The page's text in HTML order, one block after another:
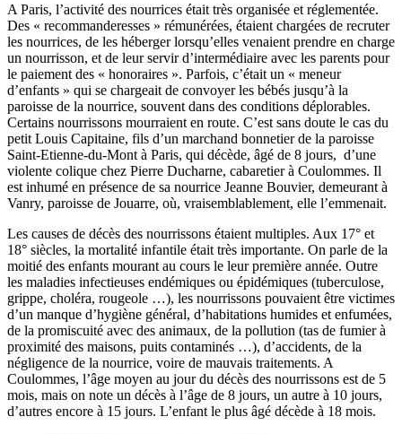
A Paris, l’activité des nourrices était très organisée et réglementée.
Des « recommanderesses » rémunérées, étaient chargées de recruter
les nourrices, de les héberger lorsqu’elles venaient prendre en charge
un nourrisson, et de leur servir d’intermédiaire avec les parents pour
le paiement des « honoraires ». Parfois, c’était un « meneur
d’enfants » qui se chargeait de convoyer les bébés jusqu’à la
paroisse de la nourrice, souvent dans des conditions déplorables.
Certains nourrissons mourraient en route. C’est sans doute le cas du
petit Louis Capitaine, fils d’un marchand bonnetier de la paroisse
Saint-Etienne-du-Mont à Paris, qui décède, âgé de 8 jours, d’une
violente colique chez Pierre Ducharne, cabaretier à Coulommes. Il
est inhumé en présence de sa nourrice Jeanne Bouvier, demeurant à
Vanry, paroisse de Jouarre, où, vraisemblablement, elle l’emmenait.
Les causes de décès des nourrissons étaient multiples. Aux 17° et
18° siècles, la mortalité infantile était très importante. On parle de la
moitié des enfants mourant au cours le leur première année. Outre
les maladies infectieuses endémiques ou épidémiques (tuberculose,
grippe, choléra, rougeole …), les nourrissons pouvaient être victimes
d’un manque d’hygiène général, d’habitations humides et enfumées,
de la promiscuité avec des animaux, de la pollution (tas de fumier à
proximité des maisons, puits contaminés …), d’accidents, de la
négligence de la nourrice, voire de mauvais traitements. A
Coulommes, l’âge moyen au jour du décès des nourrissons est de 5
mois, mais on note un décès à l’âge de 8 jours, un autre à 10 jours,
d’autres encore à 15 jours. L’enfant le plus âgé décède à 18 mois.